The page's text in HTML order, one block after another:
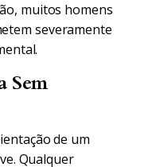
muitos homens
severamente
Sem
de um
Qualquer